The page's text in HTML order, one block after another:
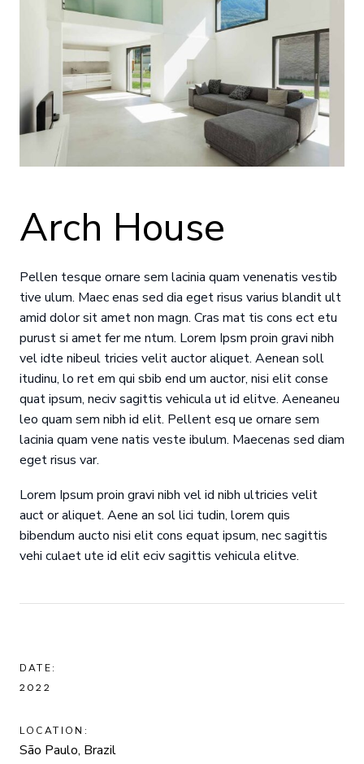
DATE:
2022
LOCATION:
São Paulo, Brazil
Arch House
Pellen tesque ornare sem lacinia quam venenatis vestib
tive ulum. Maec enas sed dia eget risus varius blandit ult
amid dolor sit amet non magn. Cras mat tis cons ect etu
purust si amet fer me ntum. Lorem Ipsm proin gravi nibh
vel idte nibeul tricies velit auctor aliquet. Aenean soll
itudinu, lo ret em qui sbib end um auctor, nisi elit conse
quat ipsum, neciv sagittis vehicula ut id elitve. Aeneaneu
leo quam sem nibh id elit. Pellent esq ue ornare sem
lacinia quam vene natis veste ibulum. Maecenas sed diam
eget risus var.
Lorem Ipsum proin gravi nibh vel id nibh ultricies velit
auct or aliquet. Aene an sol lici tudin, lorem quis
bibendum aucto nisi elit cons equat ipsum, nec sagittis
vehi culaet ute id elit eciv sagittis vehicula elitve.